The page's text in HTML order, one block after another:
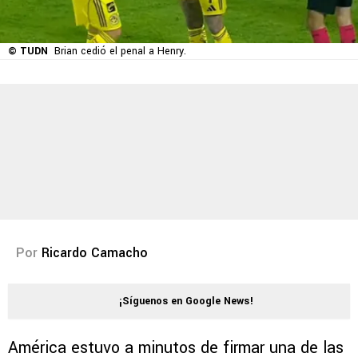
© TUDN Brian cedió el penal a Henry.
Por Ricardo Camacho
¡Síguenos en Google News!
América estuvo a minutos de firmar una de las